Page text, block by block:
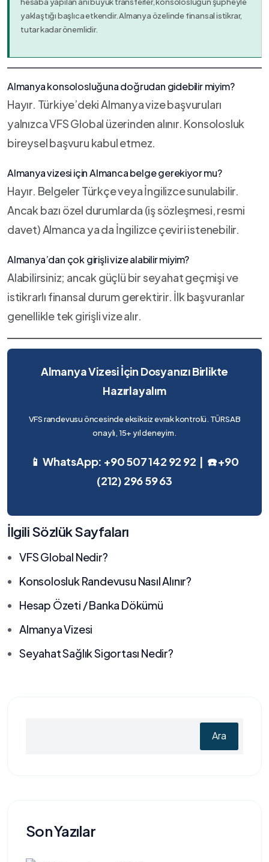
yaklaştığı başlıca etkendir. Almanya özelinde finansal istikrar,
tutar kadar önemlidir.
Almanya konsolosluğuna doğrudan gidebilir miyim?
Hayır. Türkiye’deki Almanya vize başvuruları
yalnızca VFS Global üzerinden alınır. Konsolosluk
bireysel başvuru kabul etmez.
Almanya vizesi için Almanca belge gerekiyor mu?
Hayır. Belgeler Türkçe veya İngilizce sunulabilir.
Ancak bazı özel durumlarda (iş sözleşmesi, resmi
davet) Almanca ya da İngilizce çeviri istenebilir.
Almanya’dan çok girişli vize alabilir miyim?
Alabilirsiniz; ancak güçlü bir seyahat geçmişi ve
istikrarlı finansal durum gerektirir. İlk başvuranlar
genellikle tek girişli vize alır.
Almanya Vizesi İçin Dosyanızı Birlikte
Hazırlayalım
VFS randevusu öncesinde eksiksiz evrak kontrolü. TÜRSAB
onaylı, 15+ yıl deneyim.
📱 WhatsApp: +90 507 142 92 92 | ☎️ +90
(212) 296 59 63
İlgili Sözlük Sayfaları
VFS Global Nedir?
Konsolosluk Randevusu Nasıl Alınır?
Hesap Özeti / Banka Dökümü
Almanya Vizesi
Seyahat Sağlık Sigortası Nedir?
Ara
Son Yazılar